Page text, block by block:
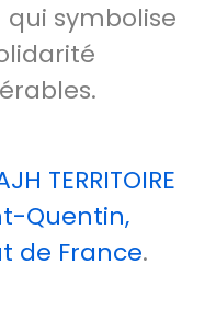
qui symbolise
TERRITOIRE
Quentin,
de France.